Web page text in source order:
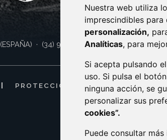
Nuestra web utiliza
imprescindibles
personalización,
Analíticas, para
Si acepta pulsando
uso. Si pulsa el botón
ninguna acción, se
personalizar sus
cookies”.
Puede consultar
(ESPAÑA) · (34) 974 400 700 ·sac@monzon.es
PROTECCIÓN DE DATOS